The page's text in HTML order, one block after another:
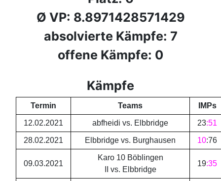
Ø VP: 8.8971428571429
absolvierte Kämpfe: 7
offene Kämpfe: 0
Kämpfe
Termin Teams IMPs
12.02.2021 abfheidi vs. Elbbridge 23:51
28.02.2021 Elbbridge vs. Burghausen 10:76
09.03.2021
Karo 10 Böblingen
II vs. Elbbridge
19:35